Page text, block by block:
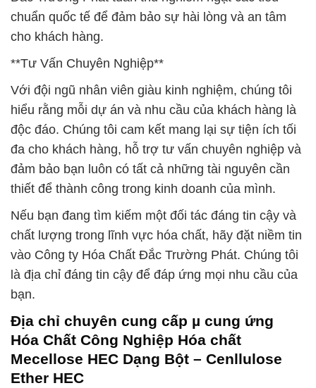
chuẩn quốc tế để đảm bảo sự hài lòng và an tâm
cho khách hàng.
**Tư Vấn Chuyên Nghiệp**
Với đội ngũ nhân viên giàu kinh nghiệm, chúng tôi
hiểu rằng mỗi dự án và nhu cầu của khách hàng là
độc đáo. Chúng tôi cam kết mang lại sự tiện ích tối
đa cho khách hàng, hỗ trợ tư vấn chuyên nghiệp và
đảm bảo bạn luôn có tất cả những tài nguyên cần
thiết để thành công trong kinh doanh của mình.
Nếu bạn đang tìm kiếm một đối tác đáng tin cậy và
chất lượng trong lĩnh vực hóa chất, hãy đặt niềm tin
vào Công ty Hóa Chất Đắc Trường Phát. Chúng tôi
là địa chỉ đáng tin cậy để đáp ứng mọi nhu cầu của
bạn.
Địa chỉ chuyên cung cấp µ cung ứng
Hóa Chất Công Nghiệp Hóa chất
Mecellose HEC Dạng Bột – Cenllulose
Ether HEC